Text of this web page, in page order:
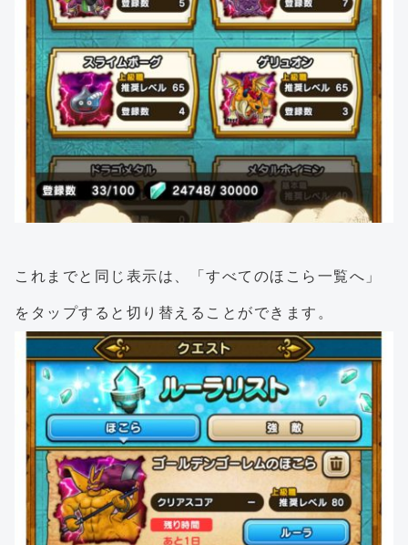
これまでと同じ表示は、「すべてのほこら一覧へ」
をタップすると切り替えることができます。